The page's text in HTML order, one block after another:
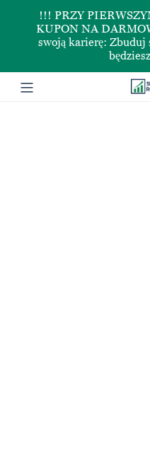
!!! PRZY
KUPON NA
swoją karierę: Zbuduj